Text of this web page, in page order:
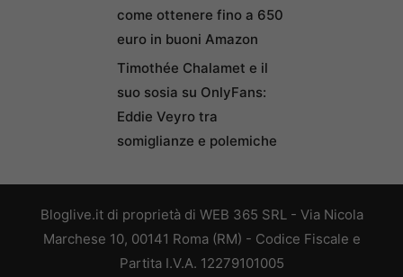
come ottenere fino a 650
euro in buoni Amazon
Timothée Chalamet e il
suo sosia su OnlyFans:
Eddie Veyro tra
somiglianze e polemiche
Bloglive.it di proprietà di WEB 365 SRL - Via Nicola
Marchese 10, 00141 Roma (RM) - Codice Fiscale e
Partita I.V.A. 12279101005